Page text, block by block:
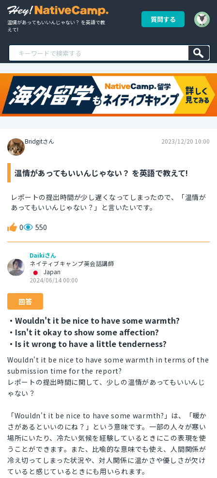
温情があってもいいんじゃない？ を英語で教
えて!
質問する
Bridgitさん 2023/12/20 10:00
温情があってもいいんじゃない？ を英語で教えて!
レポートの提出時間が少し遅くなってしまったので、「温情が
あってもいいんじゃない？」と言いたいです。
0 550
Daikiさん
ネイティブキャンプ英会話講師
Japan
2024/06/14 00:00
回答
・Wouldn't it be nice to have some warmth?
・Isn't it okay to show some affection?
・Is it wrong to have a little tenderness?
Wouldn't it be nice to have some warmth in terms of the
submission time for the report?
レポートの提出時間に関して、少しの温情があってもいいんじ
ゃない？
「Wouldn't it be nice to have some warmth?」は、「暖か
さがあるといいのにね？」という意味です。一部の人々が寒い
場所にいたり、冷たい気候を経験しているときにこの表現を使
うことができます。また、比喩的な意味でも使え、人間関係が
冷え切ってしまった状況や、対人関係に温かさや優しさが欠け
ていると感じているときにも用いられます。